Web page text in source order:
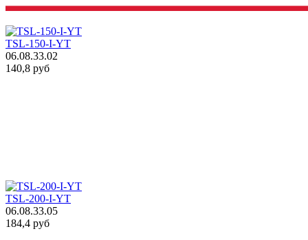
TSL-150-I-YT
06.08.33.02
140,8 руб
TSL-200-I-YT
06.08.33.05
184,4 руб